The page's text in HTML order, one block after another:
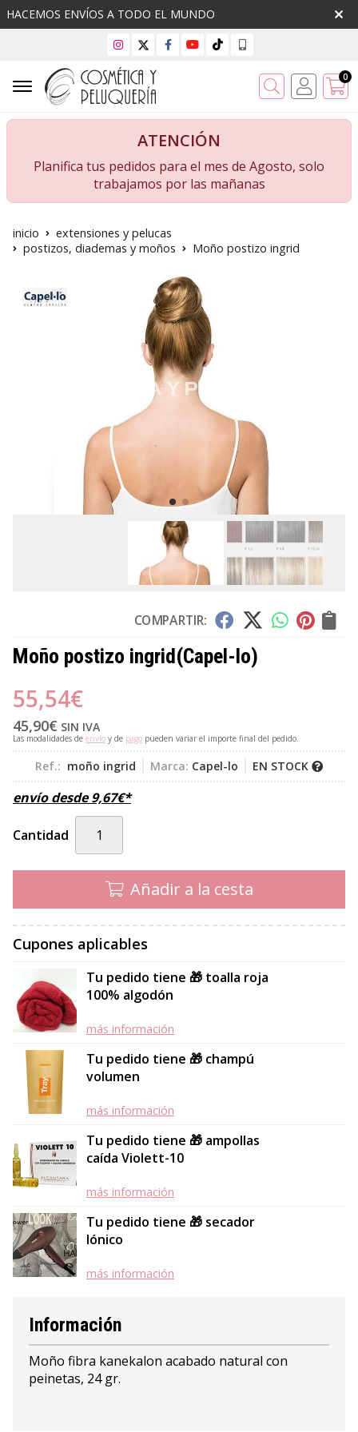
HACEMOS ENVÍOS A TODO EL MUNDO
Buscar 0
ATENCIÓN
Planifica tus pedidos para el mes de Agosto, solo
trabajamos por las mañanas
inicio
extensiones y pelucas
postizos, diademas y moños
Moño postizo ingrid
COMPARTIR:
Moño postizo ingrid(Capel-lo)
55,54€
45,90€ SIN IVA
Las modalidades de envío y de pago pueden variar el importe final del pedido.
Ref.: moño ingrid Marca: Capel-lo EN STOCK
envío desde9,67€*
Cantidad
Añadir a la cesta
Cupones aplicables
Tu pedido tiene 🎁 toalla roja
100% algodón
más información
Tu pedido tiene 🎁 champú
volumen
más información
Tu pedido tiene 🎁 ampollas
caída Violett-10
más información
Tu pedido tiene 🎁 secador
Iónico
más información
Información
Moño fibra kanekalon acabado natural con
peinetas, 24 gr.